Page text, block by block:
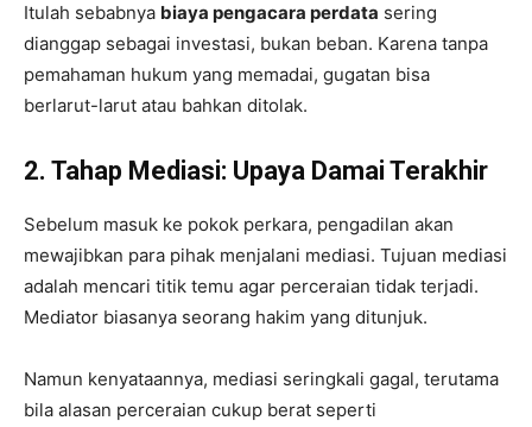
Itulah sebabnya biaya pengacara perdata sering
dianggap sebagai investasi, bukan beban. Karena tanpa
pemahaman hukum yang memadai, gugatan bisa
berlarut-larut atau bahkan ditolak.
2. Tahap Mediasi: Upaya Damai Terakhir
Sebelum masuk ke pokok perkara, pengadilan akan
mewajibkan para pihak menjalani mediasi. Tujuan mediasi
adalah mencari titik temu agar perceraian tidak terjadi.
Mediator biasanya seorang hakim yang ditunjuk.
Namun kenyataannya, mediasi seringkali gagal, terutama
bila alasan perceraian cukup berat seperti